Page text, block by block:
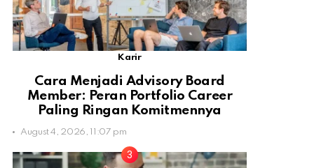
Karir
Cara Menjadi Advisory Board
Member: Peran Portfolio Career
Paling Ringan Komitmennya
August 4, 2026, 11:07 pm